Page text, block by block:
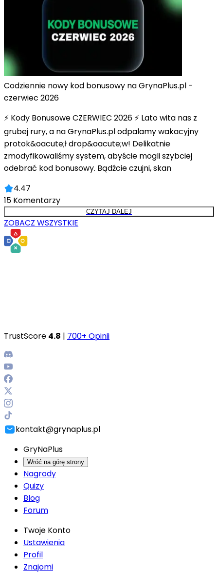
Codziennie nowy kod bonusowy na GrynaPlus.pl -
czerwiec 2026
⚡ Kody Bonusowe CZERWIEC 2026 ⚡ Lato wita nas z
grubej rury, a na GrynaPlus.pl odpalamy wakacyjny
protok&oacute;ł drop&oacute;w! Delikatnie
zmodyfikowaliśmy system, abyście mogli szybciej
odebrać kod bonusowy. Bądźcie czujni, skan
4.47
15 Komentarzy
CZYTAJ DALEJ
ZOBACZ WSZYSTKIE
TrustScore 4.8 | 700+ Opinii
kontakt@grynaplus.pl
GryNaPlus
Wróć na górę strony
Nagrody
Quizy
Blog
Forum
Twoje Konto
Ustawienia
Profil
Znajomi